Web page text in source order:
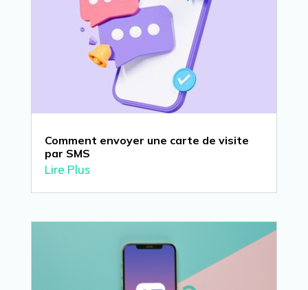
Comment envoyer une carte de visite
par SMS
Lire Plus